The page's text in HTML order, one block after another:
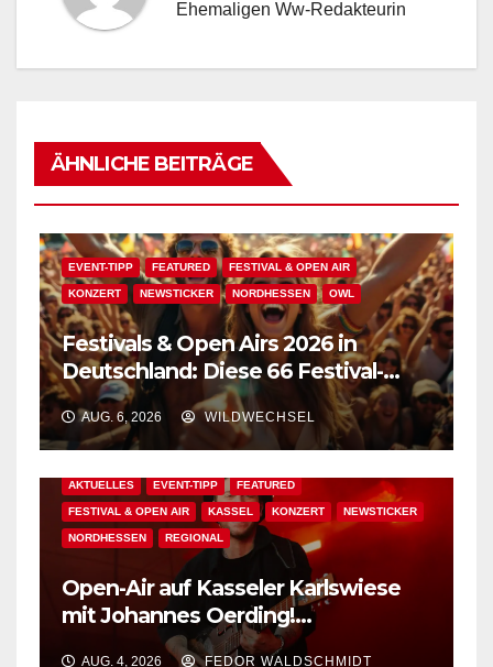
Ehemaligen Ww-Redakteurin
ÄHNLICHE BEITRÄGE
EVENT-TIPP FEATURED FESTIVAL & OPEN AIR
KONZERT NEWSTICKER NORDHESSEN OWL
Festivals & Open Airs 2026 in
Deutschland: Diese 66 Festival-
Events warten auf Dich!
AUG. 6, 2026 WILDWECHSEL
AKTUELLES EVENT-TIPP FEATURED
FESTIVAL & OPEN AIR KASSEL KONZERT NEWSTICKER
NORDHESSEN REGIONAL
Open-Air auf Kasseler Karlswiese
mit Johannes Oerding!
Zusatzkontingent an Tickets
AUG. 4, 2026 FEDOR WALDSCHMIDT